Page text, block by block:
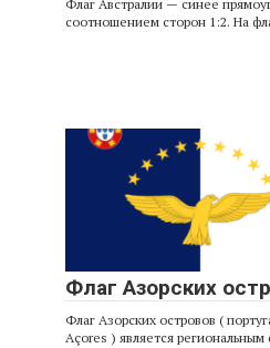
Флаг Австралии — синее
соотношением сторон 1:2. На
Флаг Азорских
Флаг Азорских островов (
Açores ) является региональным